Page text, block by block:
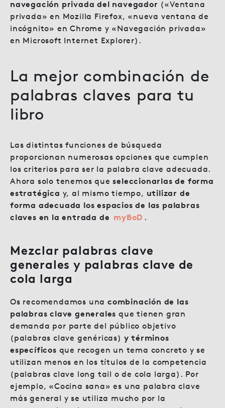
navegación privada del navegador («Ventana
privada» en Mozilla Firefox, «nueva ventana de
incógnito» en Chrome y «Navegación privada»
en Microsoft Internet Explorer).
La mejor combinación de
palabras claves para tu
libro
Las distintas funciones de búsqueda
proporcionan numerosas opciones que cumplen
los criterios para ser la palabra clave adecuada.
Ahora solo tenemos queseleccionarlas de forma
estratégica y, al mismo tiempo, utilizar de
forma adecuada los espacios de las palabras
claves en la entrada de myBoD .
Mezclar palabras clave
generales y palabras clave de
cola larga
Os recomendamos una combinación de las
palabras clave generales que tienen gran
demanda por parte del público objetivo
(palabras clave genéricas) y términos
específicos que recogen un tema concreto y se
utilizan menos en los títulos de la competencia
(palabras clave long tail o de cola larga). Por
ejemplo, «Cocina sana» es una palabra clave
más general y se utiliza mucho por la